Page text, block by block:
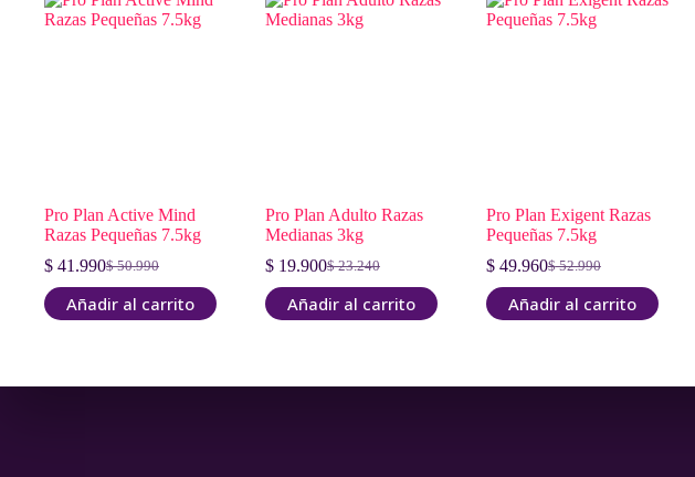
Pro Plan Active Mind
Razas Pequeñas 7.5kg
$50.990
El
precio
original
$ 41.990El
precio
actual
Añadir al carrito
Pro Plan Adulto Razas
Medianas 3kg
$23.240
El
precio
original
$19.900El
precio
actual
Añadir al carrito
Pro Plan Exigent Razas
Pequeñas 7.5kg
$52.990
El
precio
original
$49.960El
precio
actual
Añadir al carrito